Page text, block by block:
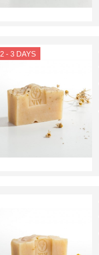
2 - 3 DAYS